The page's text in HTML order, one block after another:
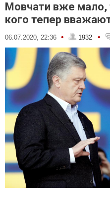
Мовчати вже мало,
кого тепер
06.07.2020, 22:36 • 1932 •